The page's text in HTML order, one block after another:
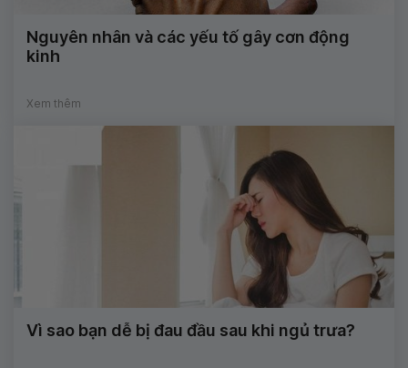
Nguyên nhân và các yếu tố gây cơn động
kinh
Xem thêm
Vì sao bạn dễ bị đau đầu sau khi ngủ trưa?